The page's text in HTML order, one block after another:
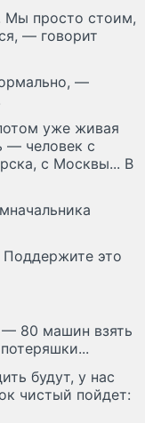
Мы просто стоим,
— говорит
—
уже живая
— человек с
с Москвы... В
Поддержите это
80 машин взять
будут, у нас
чистый пойдет: